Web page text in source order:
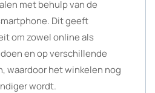
met behulp van de
Dit geeft
om zowel online als
en op verschillende
waardoor het winkelen nog
wordt.